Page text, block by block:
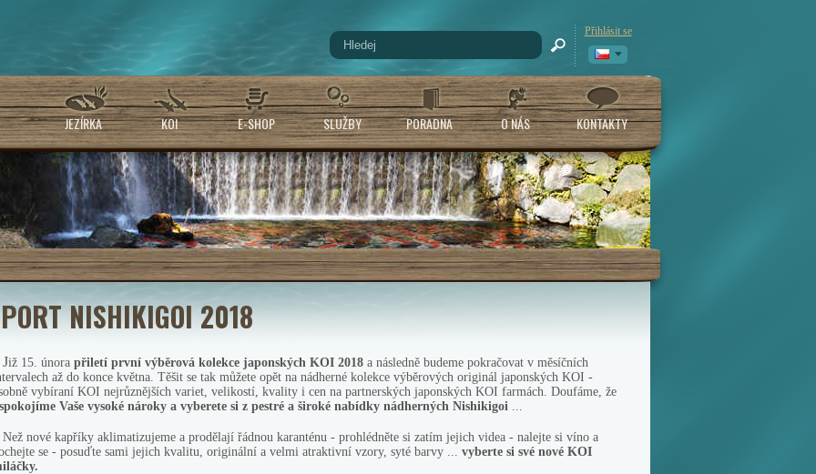
Přihlásit se
JEZÍRKA KOI E-SHOP SLUŽBY PORADNA O NÁS KONTAKTY
NISHIKIGOI 2018
iž 15. února přiletí první výběrová kolekce japonských KOI 2018 a následně budeme pokračovat v měsíčních
až do konce května. Těšit se tak můžete opět na nádherné kolekce výběrových originál japonských KOI -
vybíraní KOI nejrůznějších variet, velikostí, kvality i cen na partnerských japonských KOI farmách. Doufáme, že
Vaše vysoké nároky a vyberete si z pestré a široké nabídky nádherných Nishikigoi...
nové kapříky aklimatizujeme a prodělají řádnou karanténu - prohlédněte si zatím jejich videa - nalejte si víno a
se - posuďte sami jejich kvalitu, originální a velmi atraktivní vzory, syté barvy ... vyberte si své nové KOI